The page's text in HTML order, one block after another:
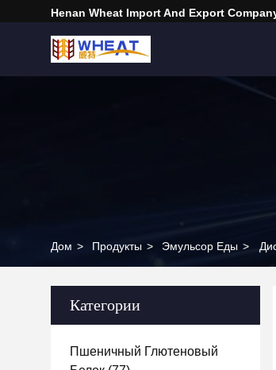
Henan Wheat Import And Export
Дом > Продукты > Эмульсор Еды >
Категории
Пшеничный Глютеновый